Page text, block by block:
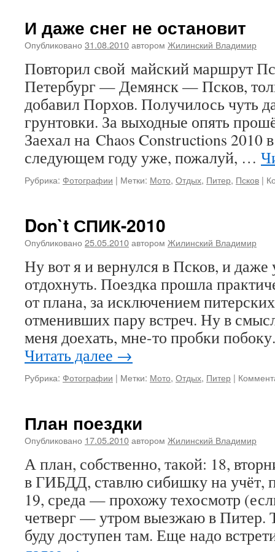
И даже снег не остановит
Опубликовано 31.08.2010автором Жилинский Владимир
Повторил свой майский маршрут
Петербург — Демянск — Псков,
добавил Порхов. Получилось чуть
грунтовки. За выходные опять
Заехал на Chaos Constructions 2010
следующем году уже, пожалуй, …
Рубрика: Фотографии | Метки: Мото, Отдых, Питер, Псков |
Don`t СПИК-2010
Опубликовано 25.05.2010автором Жилинский Владимир
Ну вот я и вернулся в Псков, и даже
отдохнуть. Поездка прошла
от плана, за исключением
отменивших пару встреч. Ну в
меня доехать, мне-то пробки
Читать далее →
Рубрика: Фотографии | Метки: Мото, Отдых, Питер |
План поездки
Опубликовано 17.05.2010автором Жилинский Владимир
А план, собственно, такой: 18,
в ГИБДД, ставлю сибишку на учёт,
19, среда — прохожу техосмотр
четверг — утром выезжаю в Питер.
буду доступен там. Еще надо